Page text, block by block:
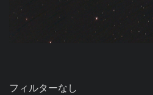
フィルターなし